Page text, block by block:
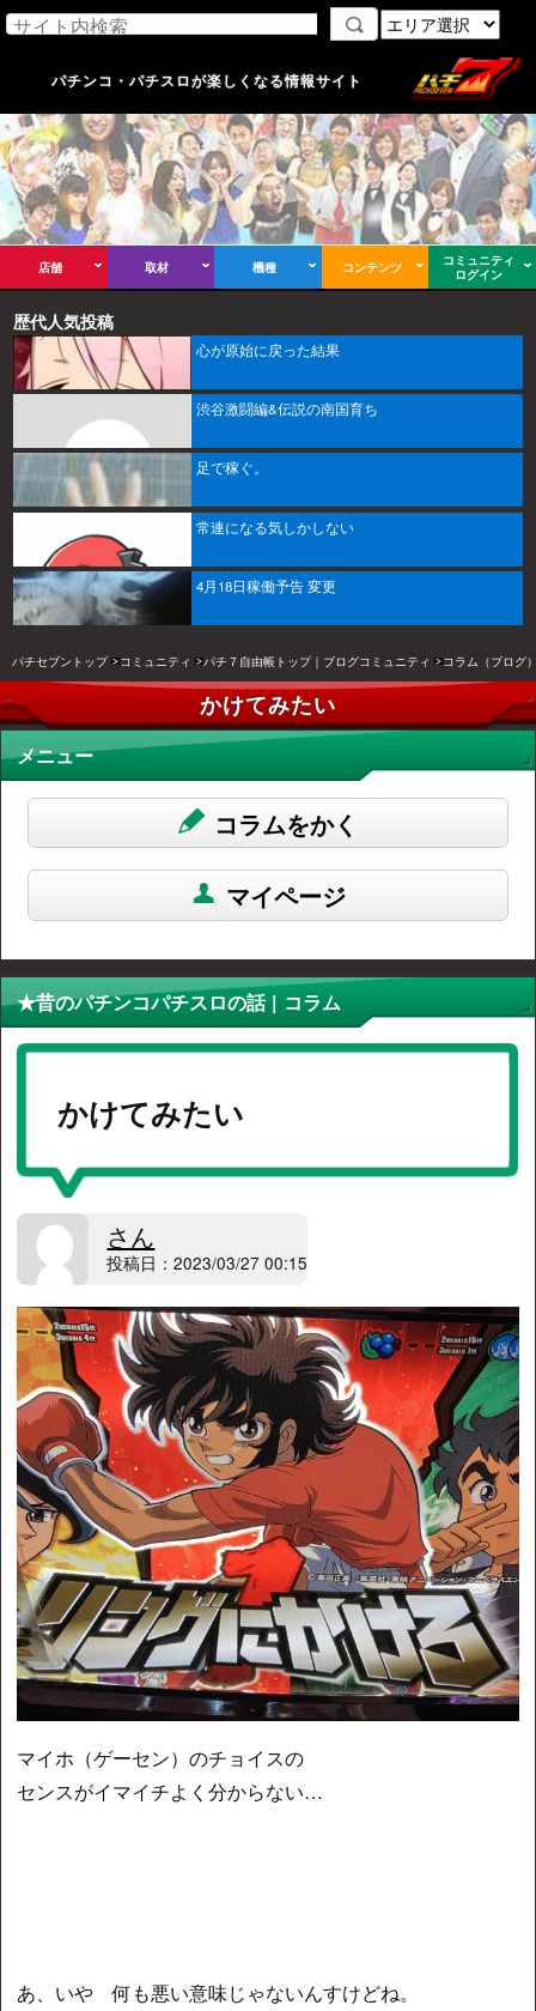
パチンコ・パチスロが楽しくなる情報サイト
店舗 取材 機種 コンテンツ
コミュニティ
ログイン
歴代人気投稿
心が原始に戻った結果
渋谷激闘編&伝説の南国育ち
足で稼ぐ。
常連になる気しかしない
4月18日稼働予告 変更
パチセブントップ コミュニティ パチ７自由帳トップ｜ブログコミュニティ コラム（ブログ
かけてみたい
メニュー
コラムをかく
マイページ
★昔のパチンコパチスロの話 | コラム
かけてみたい
さん
投稿日：2023/03/27 00:15
マイホ（ゲーセン）のチョイスの
センスがイマイチよく分からない…
あ、いや 何も悪い意味じゃないんすけどね。